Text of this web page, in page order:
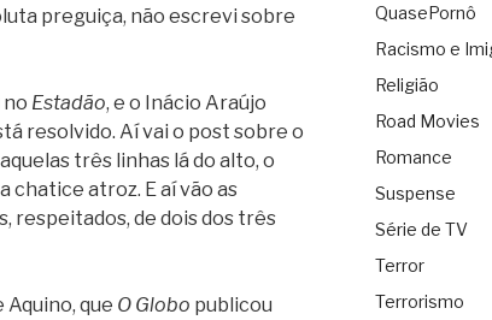
preguiça, não escrevi sobre
no Estadão, e o Inácio Araújo
resolvido. Aí vai o post sobre o
três linhas lá do alto, o
chatice atroz. E aí vão as
respeitados, de dois dos três
Aquino, que O Globo publicou
QuasePornô
Racismo e
Religião
Road Movies
Romance
Suspense
Série de TV
Terror
Terrorismo